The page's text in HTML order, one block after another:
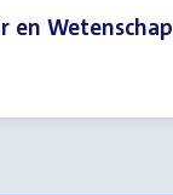
en Wetenschap